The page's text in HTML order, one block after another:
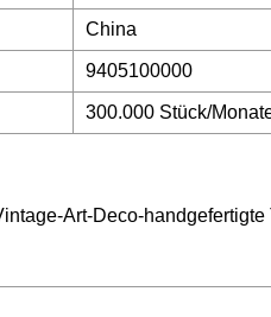
China
9405100000
300.000 Stück/
Art-Deco-